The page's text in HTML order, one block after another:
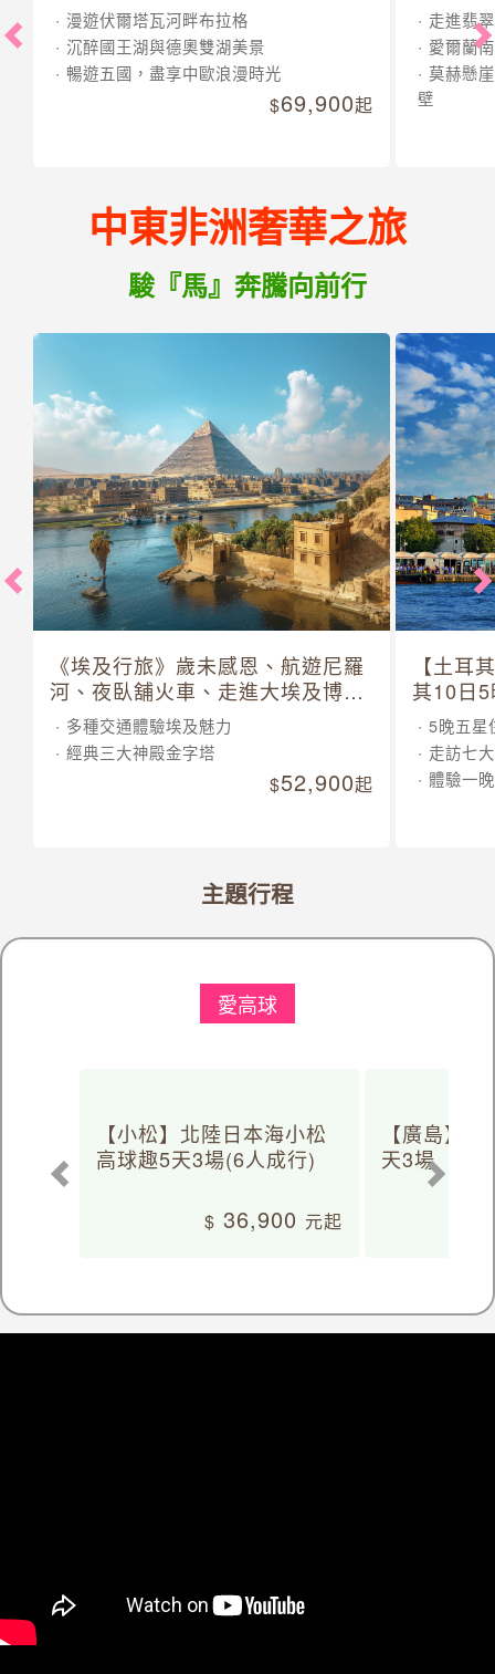
漫遊伏爾塔瓦河畔布拉格
沉醉國王湖與德奧雙湖美景
暢遊五國，盡享中歐浪漫時光
69,900起
走進翡
愛爾蘭
莫赫懸
壁
中東非洲奢華之旅
駿『馬』奔騰向前行
《埃及行旅》歲未感恩、航遊尼羅
河、夜臥舖火車、走進大埃及博物
館 10 日
多種交通體驗埃及魅力
經典三大神殿金字塔
52,900起
【土耳
其10日
5晚五星
走訪七
體驗一
愛高球
主題行程
【小松】北陸日本海小松
高球趣5天3場(6人成行)
36,900
【廣島】
天3場